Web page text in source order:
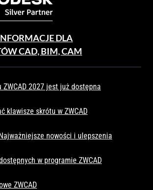
DLA
CAD, BIM, CAM
ZWCAD 2027 jest już dostępna
klawisze skrótu w ZWCAD
nowości i ulepszenia
w programie ZWCAD
ZWCAD